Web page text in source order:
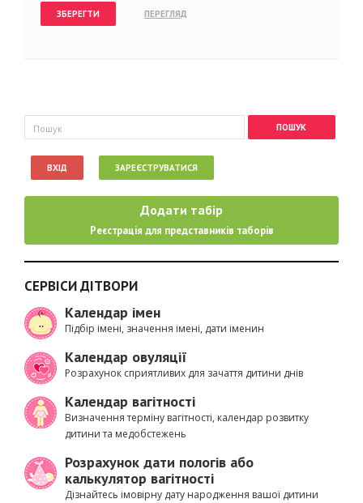
Пошукова форма
Пошук
ВХІД ЗАРЕЄСТРУВАТИСЯ
Додати табір
Реєстрація для представників таборів
СЕРВІСИ ДІТВОРИ
Календар імен
Підбір імені, значення імені, дати іменин
Календар овуляції
Розрахунок сприятливих для зачаття дитини днів
Календар вагітності
Визначення терміну вагітності, календар розвитку
дитини та медобстежень
Розрахунок дати пологів або
калькулятор вагітності
Дізнайтесь імовірну дату народження вашої дитини